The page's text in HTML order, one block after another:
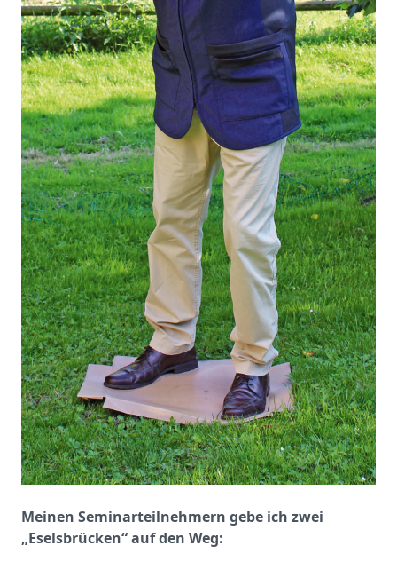
Meinen Seminarteilnehmern gebe ich zwei
„Eselsbrücken“ auf den Weg: